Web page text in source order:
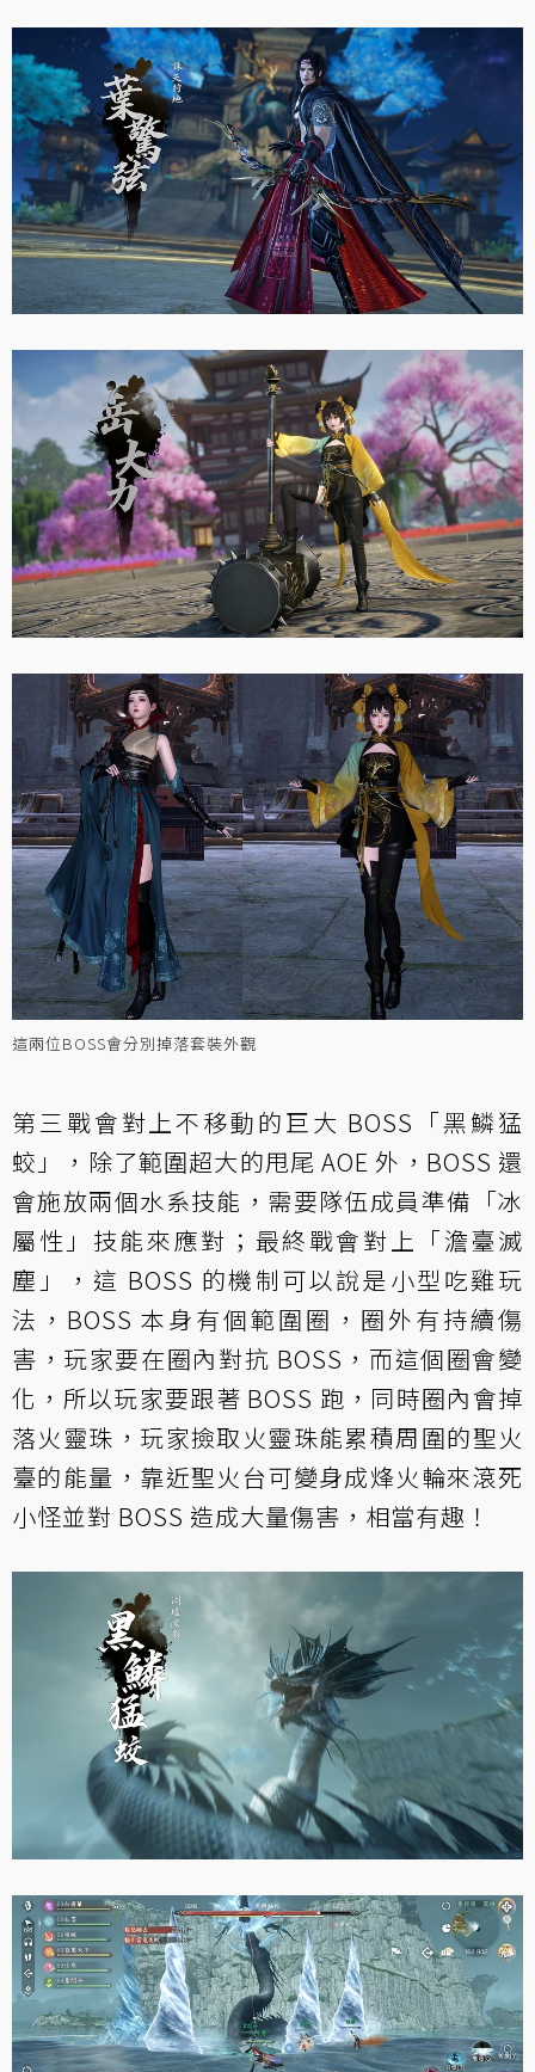
這兩位BOSS會分別掉落套裝外觀
第三戰會對上不移動的巨大 BOSS「黑鱗猛
蛟」，除了範圍超大的甩尾 AOE 外，BOSS 還
會施放兩個水系技能，需要隊伍成員準備「冰
屬性」技能來應對；最終戰會對上「澹臺滅
塵」，這 BOSS 的機制可以說是小型吃雞玩
法，BOSS 本身有個範圍圈，圈外有持續傷
害，玩家要在圈內對抗 BOSS，而這個圈會變
化，所以玩家要跟著 BOSS 跑，同時圈內會掉
落火靈珠，玩家撿取火靈珠能累積周圍的聖火
臺的能量，靠近聖火台可變身成烽火輪來滾死
小怪並對 BOSS 造成大量傷害，相當有趣！